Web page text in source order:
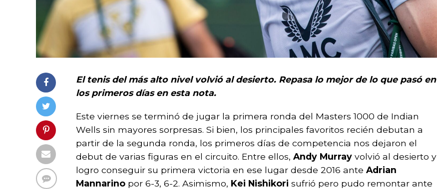
El tenis del más alto nivel volvió al desierto. Repasa lo mejor de lo que pasó en
los primeros días en esta nota.
Este viernes se terminó de jugar la primera ronda del Masters 1000 de Indian
Wells sin mayores sorpresas. Si bien, los principales favoritos recién debutan a
partir de la segunda ronda, los primeros días de competencia nos dejaron el
debut de varias figuras en el circuito. Entre ellos, Andy Murray volvió al desierto y
logro conseguir su primera victoria en ese lugar desde 2016 ante Adrian
Mannarino por 6-3, 6-2. Asimismo, Kei Nishikori sufrió pero pudo remontar ante